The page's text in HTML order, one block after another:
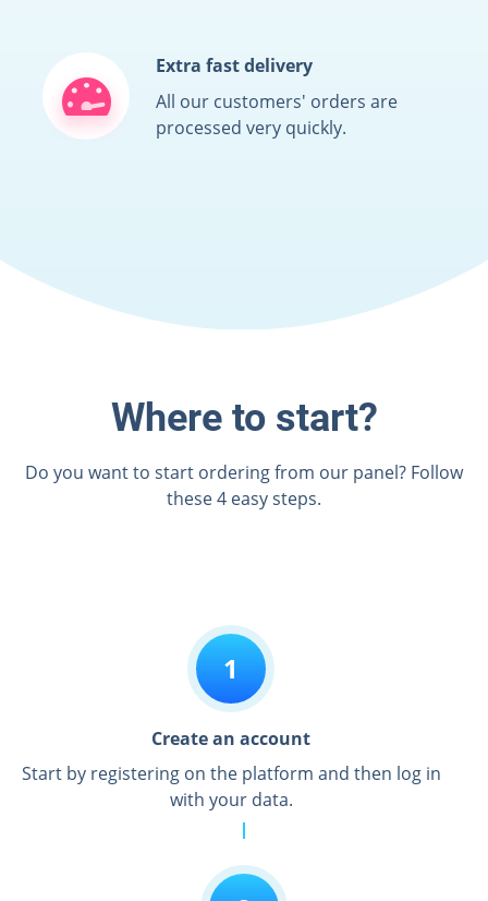
Extra fast delivery
All our customers' orders are
processed very quickly.
Where to start?
Do you want to start ordering from our panel? Follow
these 4 easy steps.
1
Create an account
Start by registering on the platform and then log in
with your data.